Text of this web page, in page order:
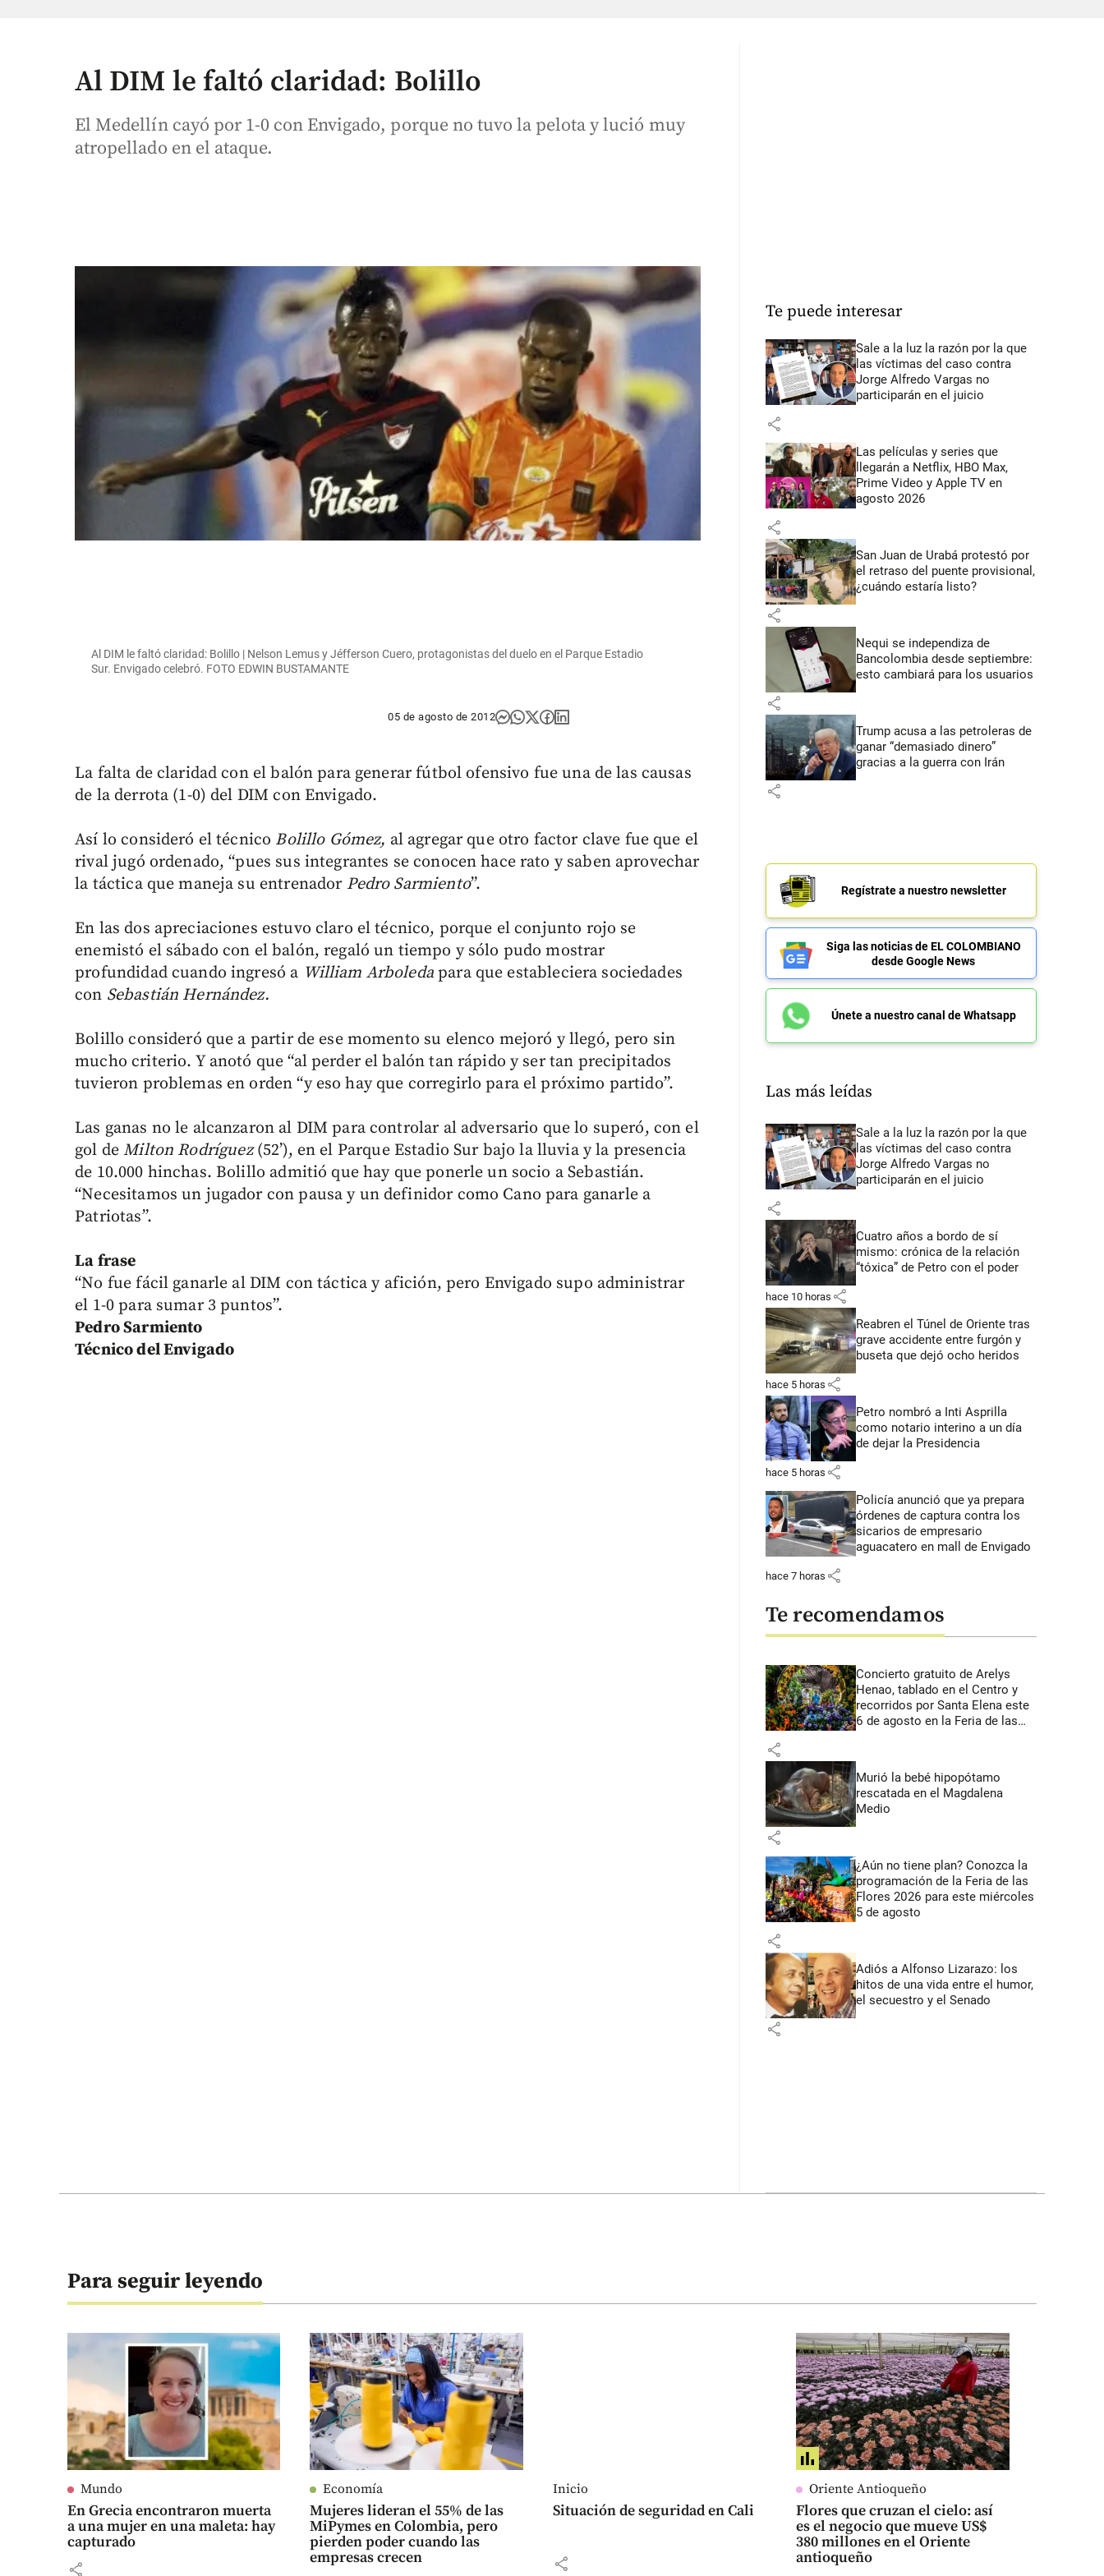
Al DIM le faltó claridad: Bolillo
El Medellín cayó por 1-0 con Envigado, porque no tuvo la pelota y lució muy
atropellado en el ataque.
Al DIM le faltó claridad: Bolillo | Nelson Lemus y Jéfferson Cuero, protagonistas del duelo en el Parque Estadio
Sur. Envigado celebró. FOTO EDWIN BUSTAMANTE
05 de agosto de 2012
La falta de claridad con el balón para generar fútbol ofensivo fue una de las causas
de la derrota (1-0) del DIM con Envigado.
Así lo consideró el técnico Bolillo Gómez, al agregar que otro factor clave fue que el
rival jugó ordenado, “pues sus integrantes se conocen hace rato y saben aprovechar
la táctica que maneja su entrenador Pedro Sarmiento”.
En las dos apreciaciones estuvo claro el técnico, porque el conjunto rojo se
enemistó el sábado con el balón, regaló un tiempo y sólo pudo mostrar
profundidad cuando ingresó a William Arboledapara que estableciera sociedades
con Sebastián Hernández.
Bolillo consideró que a partir de ese momento su elenco mejoró y llegó, pero sin
mucho criterio. Y anotó que “al perder el balón tan rápido y ser tan precipitados
tuvieron problemas en orden “y eso hay que corregirlo para el próximo partido”.
Las ganas no le alcanzaron al DIM para controlar al adversario que lo superó, con el
gol de Milton Rodríguez(52’), en el Parque Estadio Sur bajo la lluvia y la presencia
de 10.000 hinchas. Bolillo admitió que hay que ponerle un socio a Sebastián.
“Necesitamos un jugador con pausa y un definidor como Cano para ganarle a
Patriotas”.
La frase
“No fue fácil ganarle al DIM con táctica y afición, pero Envigado supo administrar
el 1-0 para sumar 3 puntos”.
Pedro Sarmiento
Técnico del Envigado
Te puede interesar
Sale a la luz la razón por la que
las víctimas del caso contra
Jorge Alfredo Vargas no
participarán en el juicio
share
Las películas y series que
llegarán a Netflix, HBO Max,
Prime Video y Apple TV en
agosto 2026
share
San Juan de Urabá protestó por
el retraso del puente provisional,
¿cuándo estaría listo?
share
Nequi se independiza de
Bancolombia desde septiembre:
esto cambiará para los usuarios
share
Trump acusa a las petroleras de
ganar “demasiado dinero”
gracias a la guerra con Irán
share
Regístrate a nuestro newsletter
Siga las noticias de EL COLOMBIANO
desde Google News
Únete a nuestro canal de Whatsapp
Las más leídas
Sale a la luz la razón por la que
las víctimas del caso contra
Jorge Alfredo Vargas no
participarán en el juicio
share
Cuatro años a bordo de sí
mismo: crónica de la relación
“tóxica” de Petro con el poder
hace 10 horas share
Reabren el Túnel de Oriente tras
grave accidente entre furgón y
buseta que dejó ocho heridos
hace 5 horas share
Petro nombró a Inti Asprilla
como notario interino a un día
de dejar la Presidencia
hace 5 horas share
Policía anunció que ya prepara
órdenes de captura contra los
sicarios de empresario
aguacatero en mall de Envigado
hace 7 horas share
Te recomendamos
Concierto gratuito de Arelys
Henao, tablado en el Centro y
recorridos por Santa Elena este
6 de agosto en la Feria de las
share
Murió la bebé hipopótamo
rescatada en el Magdalena
Medio
share
¿Aún no tiene plan? Conozca la
programación de la Feria de las
Flores 2026 para este miércoles
5 de agosto
share
Adiós a Alfonso Lizarazo: los
hitos de una vida entre el humor,
el secuestro y el Senado
share
Para seguir leyendo
Mundo
En Grecia encontraron muerta
a una mujer en una maleta: hay
capturado
share
Economía
Mujeres lideran el 55% de las
MiPymes en Colombia, pero
pierden poder cuando las
empresas crecen
Inicio
Situación de seguridad en Cali
share
Oriente Antioqueño
Flores que cruzan el cielo: así
es el negocio que mueve US$
380 millones en el Oriente
antioqueño